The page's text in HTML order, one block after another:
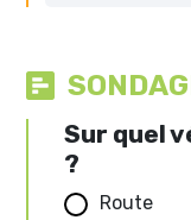
Sur quel
?
Route